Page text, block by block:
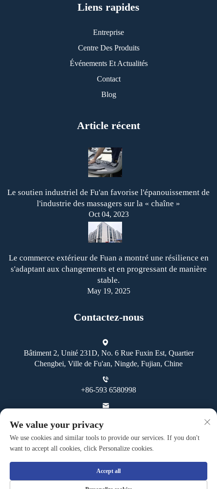
Liens rapides
Entreprise
Centre Des Produits
Événements Et Actualités
Contact
Blog
Article récent
Le soutien industriel de Fu'an favorise l'épanouissement de
l'industrie des massagers sur la « chaîne »
Oct 04, 2023
Le commerce extérieur de Fuan a montré une résilience en
s'adaptant aux changements et en progressant de manière
stable.
May 19, 2025
Contactez-nous
Bâtiment 2, Unité 231D, No. 6 Rue Fuxin Est, Quartier
Chengbei, Ville de Fu'an, Ningde, Fujian, Chine
+86-593 6580998
Droits d'auteur © Fuan Guoheng Industrial And Trading Co., Ltd.
We value your privacy
We use cookies and similar tools to provide our services. If you don't
want to accept all cookies, click Personalize cookies.
Accept all